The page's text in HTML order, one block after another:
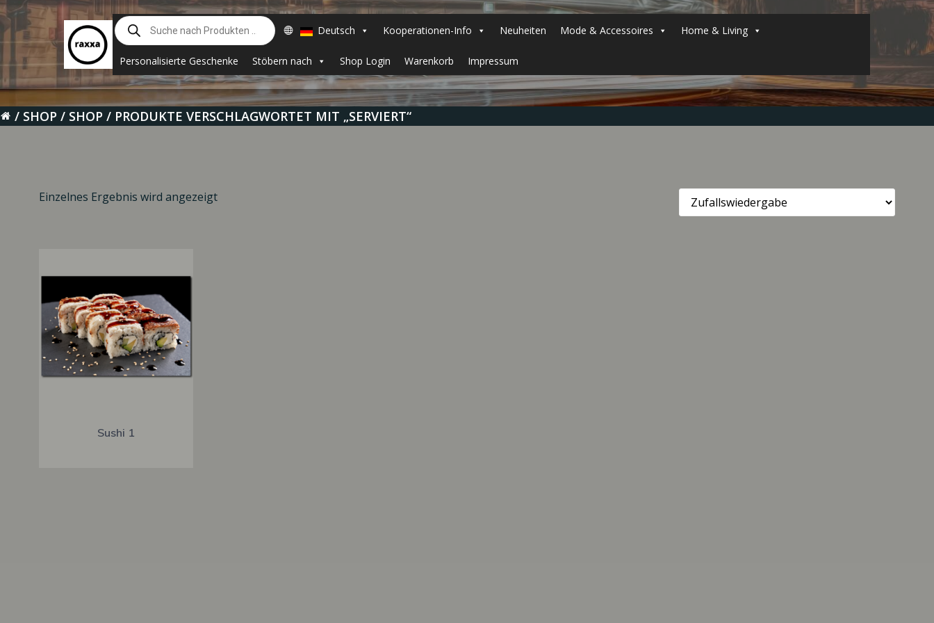
Zum
Inhalt
springen
Suche
nach
Produkten
Deutsch Kooperationen-Info Neuheiten Mode & Accessoires Home & Living
Personalisierte Geschenke Stöbern nach Shop Login Warenkorb Impressum
SHOP SHOP PRODUKTE VERSCHLAGWORTET MIT „SERVIERT“
Einzelnes Ergebnis wird angezeigt
Sushi 1